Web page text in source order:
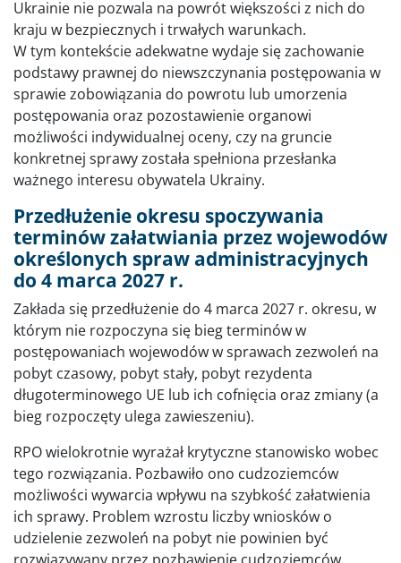
Ukrainie nie pozwala na powrót większości z nich do
kraju w bezpiecznych i trwałych warunkach.
W tym kontekście adekwatne wydaje się zachowanie
podstawy prawnej do niewszczynania postępowania w
sprawie zobowiązania do powrotu lub umorzenia
postępowania oraz pozostawienie organowi
możliwości indywidualnej oceny, czy na gruncie
konkretnej sprawy została spełniona przesłanka
ważnego interesu obywatela Ukrainy.
Przedłużenie okresu spoczywania
terminów załatwiania przez wojewodów
określonych spraw administracyjnych
do 4 marca 2027 r.
Zakłada się przedłużenie do 4 marca 2027 r. okresu, w
którym nie rozpoczyna się bieg terminów w
postępowaniach wojewodów w sprawach zezwoleń na
pobyt czasowy, pobyt stały, pobyt rezydenta
długoterminowego UE lub ich cofnięcia oraz zmiany (a
bieg rozpoczęty ulega zawieszeniu).
RPO wielokrotnie wyrażał krytyczne stanowisko wobec
tego rozwiązania. Pozbawiło ono cudzoziemców
możliwości wywarcia wpływu na szybkość załatwienia
ich sprawy. Problem wzrostu liczby wniosków o
udzielenie zezwoleń na pobyt nie powinien być
rozwiązywany przez pozbawienie cudzoziemców